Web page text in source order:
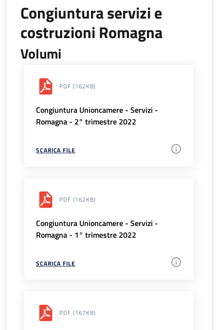
Congiuntura servizi e
costruzioni Romagna
Volumi
PDF (162KB)
Congiuntura Unioncamere - Servizi -
Romagna - 2° trimestre 2022
SCARICA FILE
PDF (162KB)
Congiuntura Unioncamere - Servizi -
Romagna - 1° trimestre 2022
SCARICA FILE
PDF (167KB)